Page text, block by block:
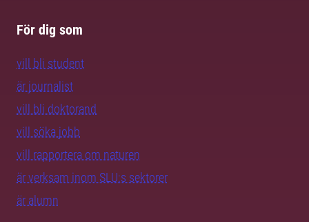
För dig som
vill bli student
är journalist
vill bli doktorand
vill söka jobb
vill rapportera om naturen
är verksam inom SLU:s sektorer
är alumn